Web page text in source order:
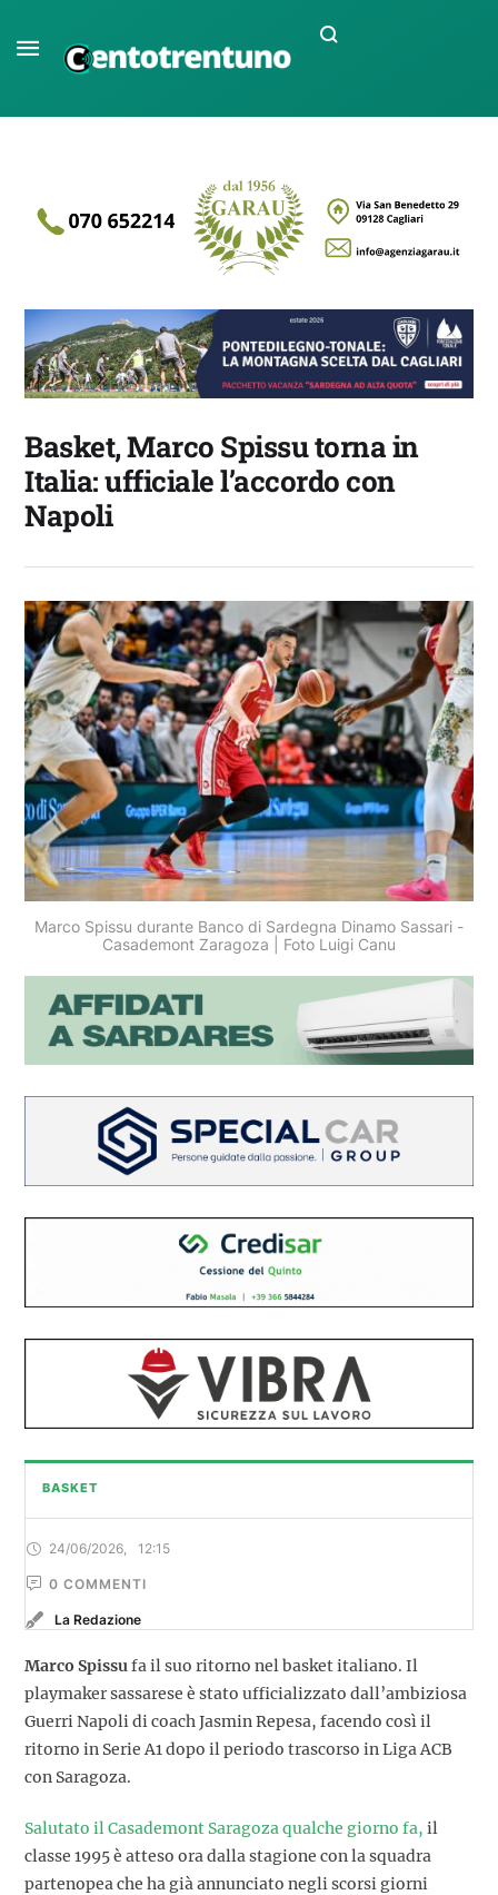
Basket, Marco Spissu torna in
Italia: ufficiale l’accordo con
Napoli
Marco Spissu durante Banco di Sardegna Dinamo Sassari -
Casademont Zaragoza | Foto Luigi Canu
BASKET
24/06/2026 12:15
0 COMMENTI
La Redazione
Marco Spissufa il suo ritorno nel basket italiano. Il
playmaker sassarese è stato ufficializzato dall’ambiziosa
Guerri Napoli di coach Jasmin Repesa, facendo così il
ritorno in Serie A1 dopo il periodo trascorso in Liga ACB
con Saragoza.
Salutato il Casademont Saragoza qualche giorno fa, il
classe 1995 è atteso ora dalla stagione con la squadra
partenopea che ha già annunciato negli scorsi giorni